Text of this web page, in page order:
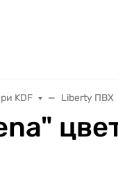
KDF Liberty ПВХ